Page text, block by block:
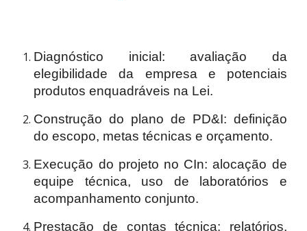
Diagnóstico inicial: avaliação da
elegibilidade da empresa e potenciais
produtos enquadráveis na Lei.
Construção do plano de PD&I: definição
do escopo, metas técnicas e orçamento.
Execução do projeto no CIn: alocação de
equipe técnica, uso de laboratórios e
acompanhamento conjunto.
Prestação de contas técnica: relatórios,